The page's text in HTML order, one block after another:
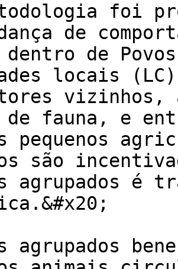
foi
de
de
locais
vizinhos,
de fauna, e
pequenos
são
agrupados é
agrupados